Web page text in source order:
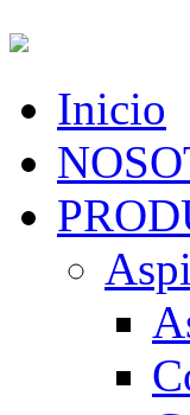
Inicio